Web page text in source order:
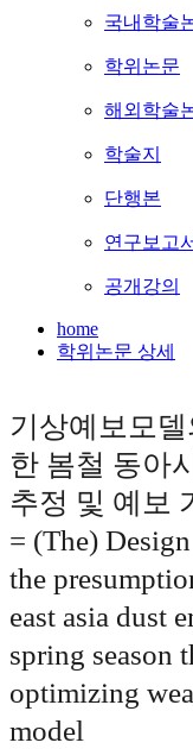
국내학술
학위논문
해외학술
학술지
단행본
연구보고
공개강의
home
학위논문 상세
기상예보모
한 봄철 동아
추정 및 예보
= (The)
the
east asia dust
spring season
optimizing
model